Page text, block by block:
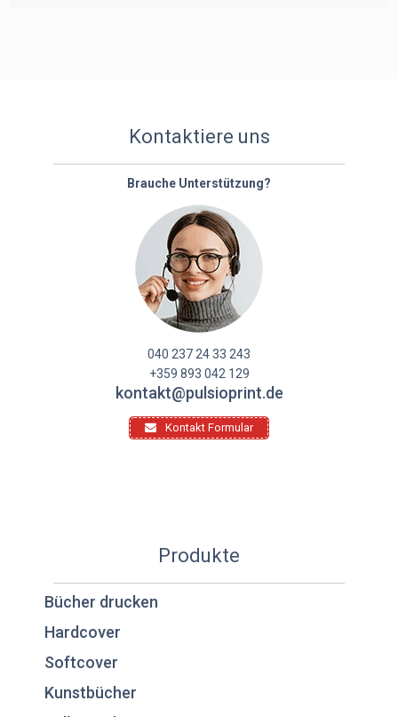
Kontaktiere uns
Brauche Unterstützung?
040 237 24 33 243
+359 893 042 129
kontakt@pulsioprint.de
Kontakt Formular
Produkte
Bücher drucken
Hardcover
Softcover
Kunstbücher